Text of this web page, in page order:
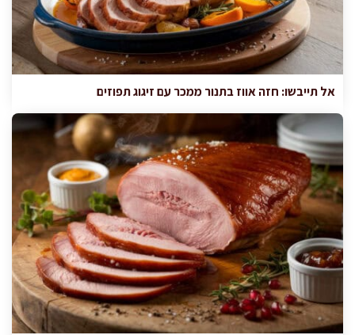
אל תייבשו: חזה אווז בתנור ממכר עם זיגוג תפוזים